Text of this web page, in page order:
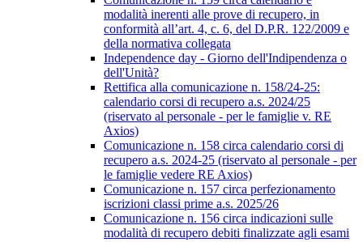
modalità inerenti alle prove di recupero, in
conformità all’art. 4, c. 6, del D.P.R. 122/2009 e
della normativa collegata
Independence day - Giorno dell'Indipendenza o
dell'Unità?
Rettifica alla comunicazione n. 158/24-25:
calendario corsi di recupero a.s. 2024/25
(riservato al personale - per le famiglie v. RE
Axios)
Comunicazione n. 158 circa calendario corsi di
recupero a.s. 2024-25 (riservato al personale - per
le famiglie vedere RE Axios)
Comunicazione n. 157 circa perfezionamento
iscrizioni classi prime a.s. 2025/26
Comunicazione n. 156 circa indicazioni sulle
modalità di recupero debiti finalizzate agli esami